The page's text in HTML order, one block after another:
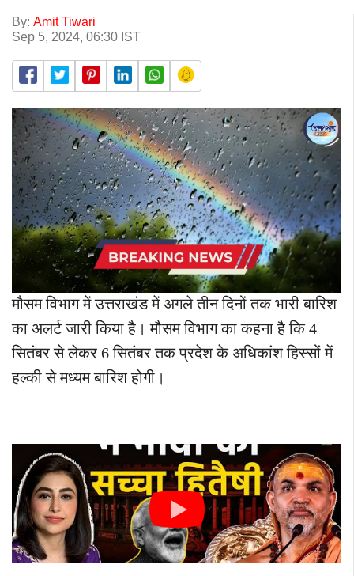
By: Amit Tiwari
Sep 5, 2024, 06:30 IST
मौसम विभाग में उत्तराखंड में अगले तीन दिनों तक भारी बारिश
का अलर्ट जारी किया है। मौसम विभाग का कहना है कि 4
सितंबर से लेकर 6 सितंबर तक प्रदेश के अधिकांश हिस्सों में
हल्की से मध्यम बारिश होगी।